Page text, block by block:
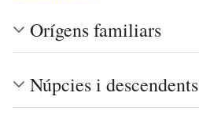
Orígens familiars
Núpcies i descendents